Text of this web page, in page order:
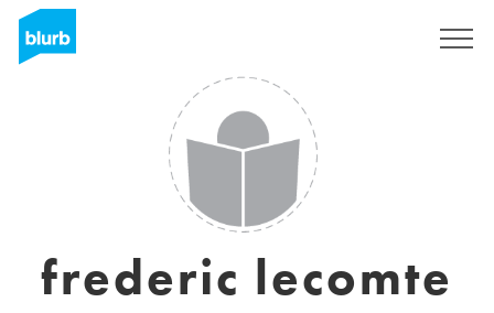
frederic lecomte